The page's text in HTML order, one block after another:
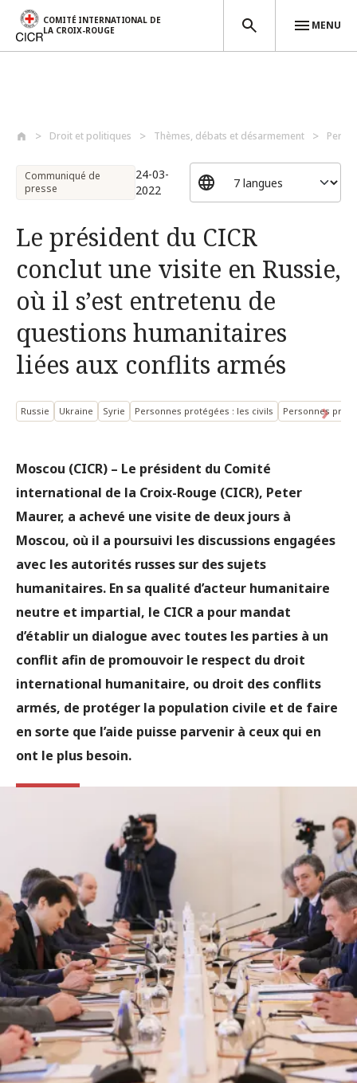
COMITÉ INTERNATIONAL DE
LA CROIX-ROUGE
MENU
Droit et politiques Thèmes, débats et désarmement
Communiqué de
presse
24-03-
2022
Le président du CICR
conclut une visite en Russie,
où il s’est entretenu de
questions humanitaires
liées aux conflits armés
Russie Ukraine Syrie Personnes protégées : les civils Personnes
Moscou (CICR) – Le président du Comité
international de la Croix-Rouge (CICR), Peter
Maurer, a achevé une visite de deux jours à
Moscou, où il a poursuivi les discussions engagées
avec les autorités russes sur des sujets
humanitaires. En sa qualité d’acteur humanitaire
neutre et impartial, le CICR a pour mandat
d’établir un dialogue avec toutes les parties à un
conflit afin de promouvoir le respect du droit
international humanitaire, ou droit des conflits
armés, de protéger la population civile et de faire
en sorte que l’aide puisse parvenir à ceux qui en
ont le plus besoin.